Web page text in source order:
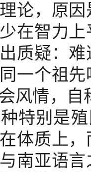
论，原
在智力
质疑：
一个祖
风情，
特别是
体质上
南亚语